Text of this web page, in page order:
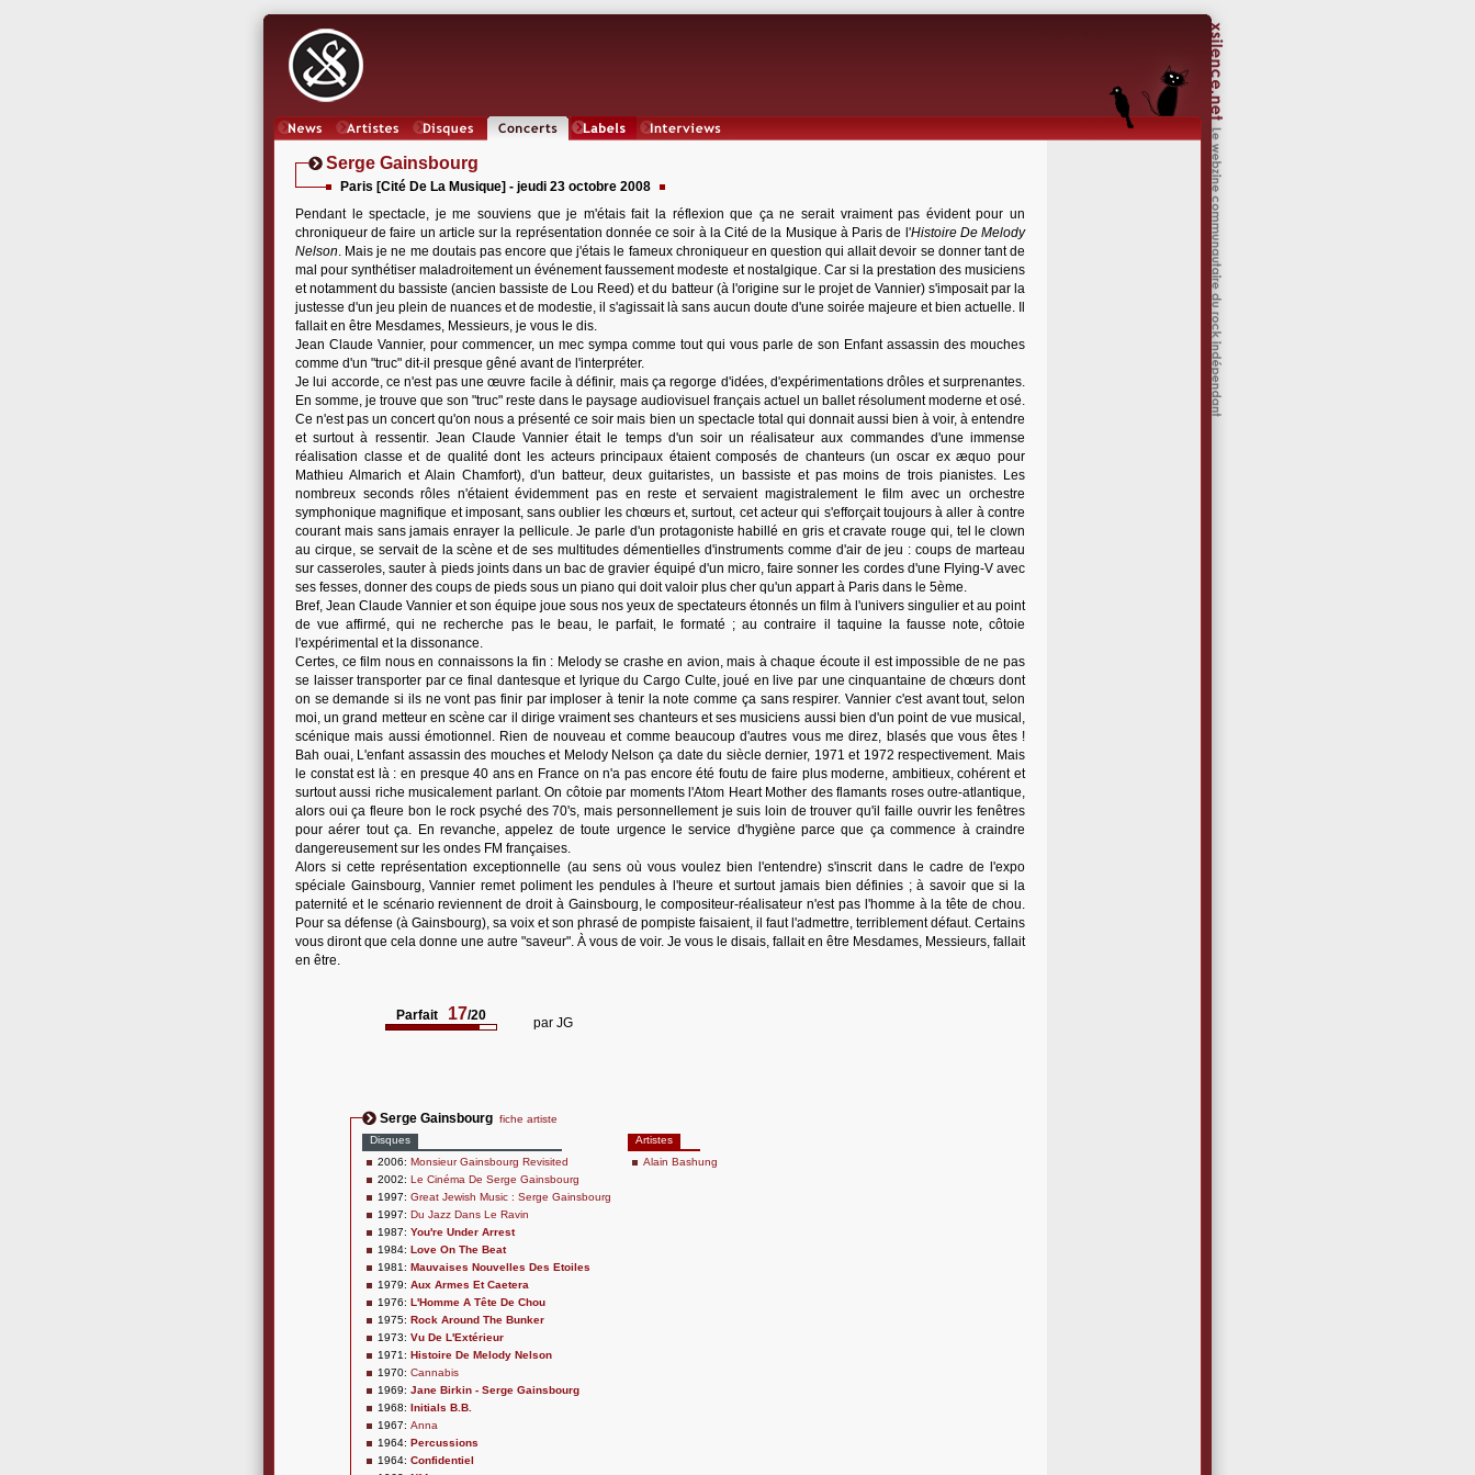
Serge Gainsbourg
Paris [Cité De La Musique] - jeudi 23 octobre 2008
Pendant le spectacle, je me souviens que je m'étais fait la réflexion que ça ne serait vraiment pas évident pour un
chroniqueur de faire un article sur la représentation donnée ce soir à la Cité de la Musique à Paris de l'Histoire De Melody
Nelson. Mais je ne me doutais pas encore que j'étais le fameux chroniqueur en question qui allait devoir se donner tant de
mal pour synthétiser maladroitement un événement faussement modeste et nostalgique. Car si la prestation des musiciens
et notamment du bassiste (ancien bassiste de Lou Reed) et du batteur (à l'origine sur le projet de Vannier) s'imposait par la
justesse d'un jeu plein de nuances et de modestie, il s'agissait là sans aucun doute d'une soirée majeure et bien actuelle. Il
fallait en être Mesdames, Messieurs, je vous le dis.
Jean Claude Vannier, pour commencer, un mec sympa comme tout qui vous parle de son Enfant assassin des mouches
comme d'un "truc" dit-il presque gêné avant de l'interpréter.
Je lui accorde, ce n'est pas une œuvre facile à définir, mais ça regorge d'idées, d'expérimentations drôles et surprenantes.
En somme, je trouve que son "truc" reste dans le paysage audiovisuel français actuel un ballet résolument moderne et osé.
Ce n'est pas un concert qu'on nous a présenté ce soir mais bien un spectacle total qui donnait aussi bien à voir, à entendre
et surtout à ressentir. Jean Claude Vannier était le temps d'un soir un réalisateur aux commandes d'une immense
réalisation classe et de qualité dont les acteurs principaux étaient composés de chanteurs (un oscar ex æquo pour
Mathieu Almarich et Alain Chamfort), d'un batteur, deux guitaristes, un bassiste et pas moins de trois pianistes. Les
nombreux seconds rôles n'étaient évidemment pas en reste et servaient magistralement le film avec un orchestre
symphonique magnifique et imposant, sans oublier les chœurs et, surtout, cet acteur qui s'efforçait toujours à aller à contre
courant mais sans jamais enrayer la pellicule. Je parle d'un protagoniste habillé en gris et cravate rouge qui, tel le clown
au cirque, se servait de la scène et de ses multitudes démentielles d'instruments comme d'air de jeu : coups de marteau
sur casseroles, sauter à pieds joints dans un bac de gravier équipé d'un micro, faire sonner les cordes d'une Flying-V avec
ses fesses, donner des coups de pieds sous un piano qui doit valoir plus cher qu'un appart à Paris dans le 5ème.
Bref, Jean Claude Vannier et son équipe joue sous nos yeux de spectateurs étonnés un film à l'univers singulier et au point
de vue affirmé, qui ne recherche pas le beau, le parfait, le formaté ; au contraire il taquine la fausse note, côtoie
l'expérimental et la dissonance.
Certes, ce film nous en connaissons la fin : Melody se crashe en avion, mais à chaque écoute il est impossible de ne pas
se laisser transporter par ce final dantesque et lyrique du Cargo Culte, joué en live par une cinquantaine de chœurs dont
on se demande si ils ne vont pas finir par imploser à tenir la note comme ça sans respirer. Vannier c'est avant tout, selon
moi, un grand metteur en scène car il dirige vraiment ses chanteurs et ses musiciens aussi bien d'un point de vue musical,
scénique mais aussi émotionnel. Rien de nouveau et comme beaucoup d'autres vous me direz, blasés que vous êtes !
Bah ouai, L'enfant assassin des mouches et Melody Nelson ça date du siècle dernier, 1971 et 1972 respectivement. Mais
le constat est là : en presque 40 ans en France on n'a pas encore été foutu de faire plus moderne, ambitieux, cohérent et
surtout aussi riche musicalement parlant. On côtoie par moments l'Atom Heart Mother des flamants roses outre-atlantique,
alors oui ça fleure bon le rock psyché des 70's, mais personnellement je suis loin de trouver qu'il faille ouvrir les fenêtres
pour aérer tout ça. En revanche, appelez de toute urgence le service d'hygiène parce que ça commence à craindre
dangereusement sur les ondes FM françaises.
Alors si cette représentation exceptionnelle (au sens où vous voulez bien l'entendre) s'inscrit dans le cadre de l'expo
spéciale Gainsbourg, Vannier remet poliment les pendules à l'heure et surtout jamais bien définies ; à savoir que si la
paternité et le scénario reviennent de droit à Gainsbourg, le compositeur-réalisateur n'est pas l'homme à la tête de chou.
Pour sa défense (à Gainsbourg), sa voix et son phrasé de pompiste faisaient, il faut l'admettre, terriblement défaut. Certains
vous diront que cela donne une autre "saveur". À vous de voir. Je vous le disais, fallait en être Mesdames, Messieurs, fallait
en être.
Parfait 17/20 par JG
Serge Gainsbourg fiche artiste
Disques
2006: Monsieur Gainsbourg Revisited
2002: Le Cinéma De Serge Gainsbourg
1997: Great Jewish Music : Serge Gainsbourg
1997: Du Jazz Dans Le Ravin
1987: You're Under Arrest
1984: Love On The Beat
1981: Mauvaises Nouvelles Des Etoiles
1979: Aux Armes Et Caetera
1976: L'Homme A Tête De Chou
1975: Rock Around The Bunker
1973: Vu De L'Extérieur
1971: Histoire De Melody Nelson
1970: Cannabis
1969: Jane Birkin - Serge Gainsbourg
1968: Initials B.B.
1967: Anna
1964: Percussions
1964: Confidentiel
Artistes
Alain Bashung